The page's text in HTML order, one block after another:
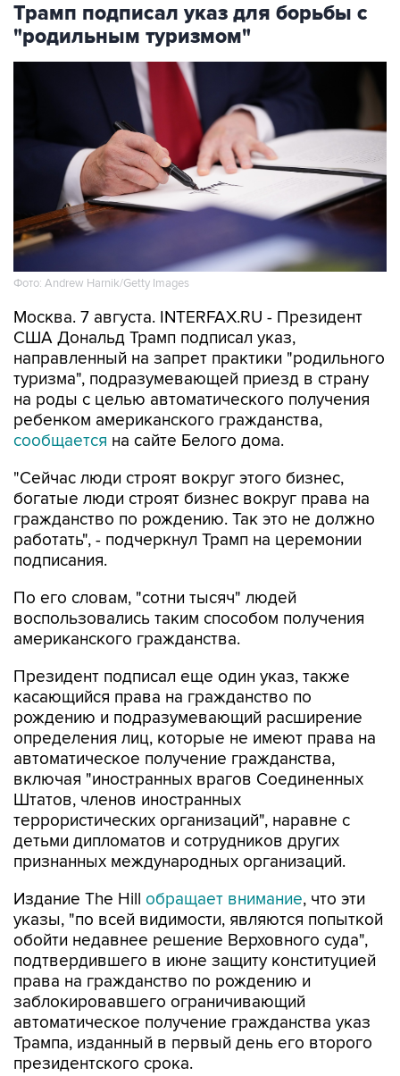
Трамп подписал указ для борьбы с
"родильным туризмом"
Фото: Andrew Harnik/Getty Images
Москва. 7 августа. INTERFAX.RU - Президент
США Дональд Трамп подписал указ,
направленный на запрет практики "родильного
туризма", подразумевающей приезд в страну
на роды с целью автоматического получения
ребенком американского гражданства,
сообщается на сайте Белого дома.
"Сейчас люди строят вокруг этого бизнес,
богатые люди строят бизнес вокруг права на
гражданство по рождению. Так это не должно
работать", - подчеркнул Трамп на церемонии
подписания.
По его словам, "сотни тысяч" людей
воспользовались таким способом получения
американского гражданства.
Президент подписал еще один указ, также
касающийся права на гражданство по
рождению и подразумевающий расширение
определения лиц, которые не имеют права на
автоматическое получение гражданства,
включая "иностранных врагов Соединенных
Штатов, членов иностранных
террористических организаций", наравне с
детьми дипломатов и сотрудников других
признанных международных организаций.
Издание The Hill обращает внимание, что эти
указы, "по всей видимости, являются попыткой
обойти недавнее решение Верховного суда",
подтвердившего в июне защиту конституцией
права на гражданство по рождению и
заблокировавшего ограничивающий
автоматическое получение гражданства указ
Трампа, изданный в первый день его второго
президентского срока.